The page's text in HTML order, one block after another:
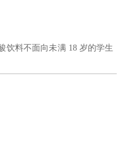
饮料不面向未满 18 岁的学生